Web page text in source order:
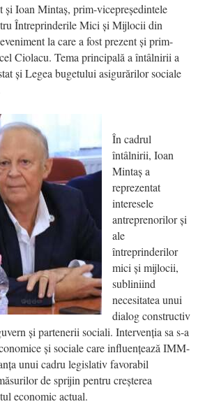
și Ioan Mintaș, prim-vicepreședintele
Întreprinderile Mici și Mijlocii din
la care a fost prezent și prim-
Ciolacu. Tema principală a întâlnirii a
și Legea bugetului asigurărilor sociale
În cadrul
întâlnirii, Ioan
Mintaș a
reprezentat
interesele
antreprenorilor și
ale
întreprinderilor
mici și mijlocii,
subliniind
necesitatea unui
dialog constructiv
și partenerii sociali. Intervenția sa s-a
și sociale care influențează IMM-
unui cadru legislativ favorabil
de sprijin pentru creșterea
economic actual.